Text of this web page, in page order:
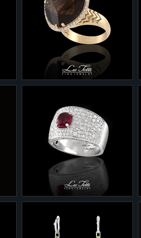
Подвеска 3-353/2 из
белого золота с цитрином и
бриллиантами.
Золото 585 - 8,41 грамма
Цитрин - 26,84 карата
Бриллианты - 0,212 карата
1-0047/11
Кольцо 1-0047/11 из
желтого золота с кварцем и
бриллиантами.
Золото 585 - 12,94 грамма
Кварц 22,7 карата
Коньячные бриллианты -
0,43 карата
1-0118